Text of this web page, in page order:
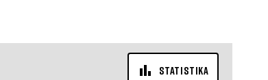
STATISTIKA